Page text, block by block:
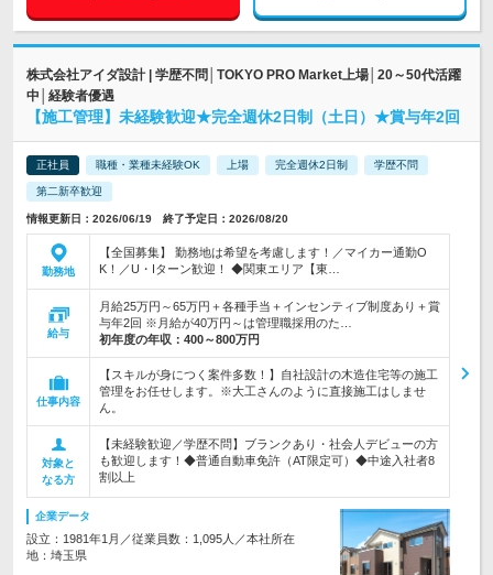
株式会社アイダ設計 | 学歴不問│TOKYO PRO Market上場│20～50代活躍
中│経験者優遇
【施工管理】未経験歓迎★完全週休2日制（土日）★賞与年2回
正社員 職種・業種未経験OK 上場 完全週休2日制 学歴不問
第二新卒歓迎
情報更新日：2026/06/19 終了予定日：2026/08/20
勤務地
【全国募集】 勤務地は希望を考慮します！／マイカー通勤O
K！／U・Iターン歓迎！ ◆関東エリア【東…
給与
月給25万円～65万円＋各種手当＋インセンティブ制度あり＋賞
与年2回 ※月給が40万円～は管理職採用のた…
初年度の年収： 400～800万円
仕事内容
【スキルが身につく案件多数！】自社設計の木造住宅等の施工
管理をお任せします。※大工さんのように直接施工はしませ
ん。
対象と
なる方
【未経験歓迎／学歴不問】ブランクあり・社会人デビューの方
も歓迎します！◆普通自動車免許（AT限定可）◆中途入社者8
割以上
企業データ
設立：1981年1月／従業員数：1,095人／本社所在
地：埼玉県